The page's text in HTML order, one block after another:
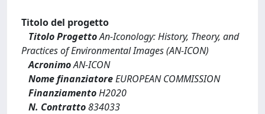
Titolo del progetto
Titolo ProgettoAn-Iconology: History, Theory, and
Practices of Environmental Images (AN-ICON)
AcronimoAN-ICON
Nome finanziatoreEUROPEAN COMMISSION
FinanziamentoH2020
N. Contratto834033